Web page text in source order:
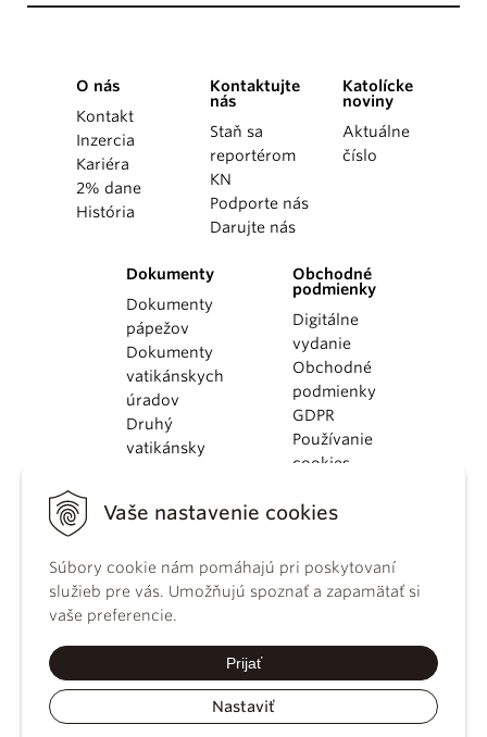
Vaše nastavenie cookies
Súbory cookie nám pomáhajú pri poskytovaní
služieb pre vás. Umožňujú spoznať a zapamätať si
vaše preferencie.
Prijať
Nastaviť
O nás
Kontakt
Inzercia
Kariéra
2% dane
História
Kontaktujte
nás
Staň sa
reportérom
KN
Podporte nás
Darujte nás
Katolícke
noviny
Aktuálne
číslo
Dokumenty
Dokumenty
pápežov
Dokumenty
vatikánskych
úradov
Druhý
vatikánsky
KBS
kánonického
práva
Katechizmus
Obchodné
podmienky
Digitálne
vydanie
Obchodné
podmienky
GDPR
Používanie
cookies